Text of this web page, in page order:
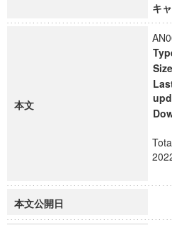
キ
本文
Size
本文公開日